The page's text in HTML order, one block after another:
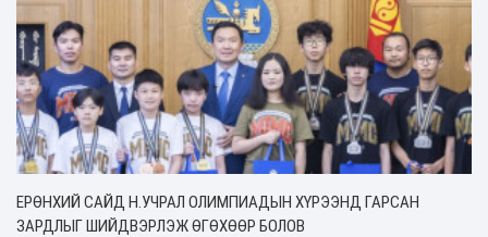
ЕРӨНХИЙ САЙД Н.УЧРАЛ ОЛИМПИАДЫН ХҮРЭЭНД ГАРСАН
ЗАРДЛЫГ ШИЙДВЭРЛЭЖ ӨГӨХӨӨР БОЛОВ